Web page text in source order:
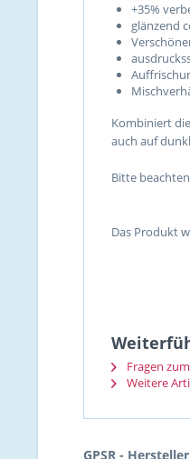
+35%
glänzend
Kombiniert
auch auf
Bitte
Das Produkt
Fragen
Weitere
GPSR -